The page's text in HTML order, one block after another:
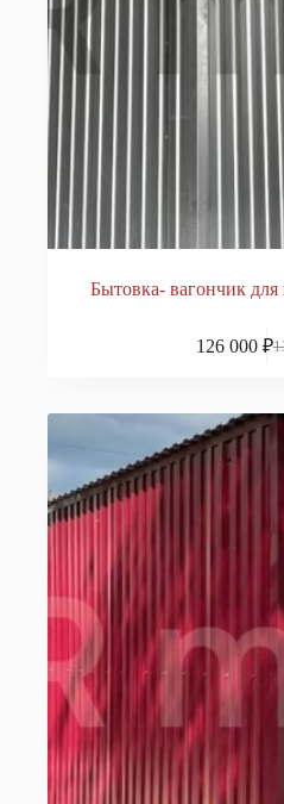
Бытовка- вагончик
126 000 ₽